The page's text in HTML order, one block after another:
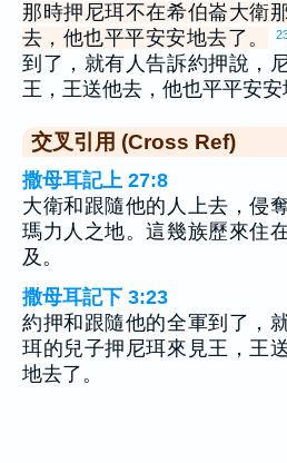
那時押尼珥不在希伯崙大衛
去，他也平平安安地去了。
到了，就有人告訴約押說，
王，王送他去，他也平平安
交叉引用 (Cross Ref)
撒母耳記上 27:8
大衛和跟隨他的人上去，侵
瑪力人之地。這幾族歷來住
及。
撒母耳記下 3:23
約押和跟隨他的全軍到了，
珥的兒子押尼珥來見王，王
地去了。